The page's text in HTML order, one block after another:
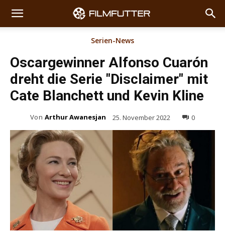
Serien-News
Oscargewinner Alfonso Cuarón
dreht die Serie "Disclaimer" mit
Cate Blanchett und Kevin Kline
Von Arthur Awanesjan 25. November 2022 0